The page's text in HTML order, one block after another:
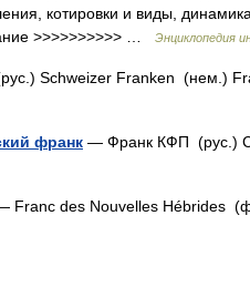
котировки и виды,
>>>>>>>>>> …
Энциклопедия
Schweizer Franken (нем.)
франк — Франк КФП (рус.)
Franc des Nouvelles Hébrides